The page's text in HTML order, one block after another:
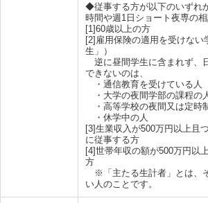
◆従事する方が以下のいずれ
時間や週1日ショート夜専の
[1]60歳以上の方
[2]雇用保険の適用を受けな
生」）
逆に昼間学生に含まれず、
できないのは、
・通信教育を受けている人
・大学の夜間学部の課程の
・高等学校の夜間又は定時
・休学中の人
[3]生業収入が500万円以上且
に従事する方
[4]世帯年収の額が500万円以
方
※「主たる生計者」とは、
い人のことです。